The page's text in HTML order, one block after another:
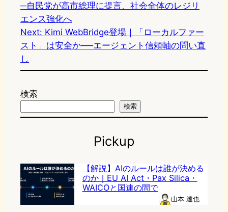
─自民党が高市総理に提言、社会全体のレジリ
エンス強化へ
Next: Kimi WebBridge登場｜「ローカルファー
スト」は安全か──エージェント信頼軸の問い直
し
検索
検索
Pickup
【解説】AIのルールは誰が決める
のか｜EU AI Act・Pax Silica・
WAICOと国連の間で
山本 達也